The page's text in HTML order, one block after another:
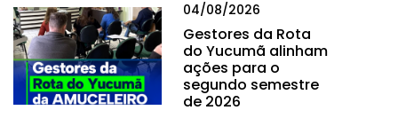
04/08/2026
Gestores da Rota
do Yucumã alinham
ações para o
segundo semestre
de 2026